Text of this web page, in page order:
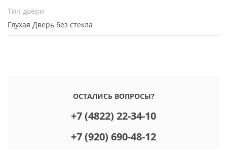
Тип двери
Глухая Дверь без стекла
ОСТАЛИСЬ ВОПРОСЫ?
+7 (4822) 22-34-10
+7 (920) 690-48-12